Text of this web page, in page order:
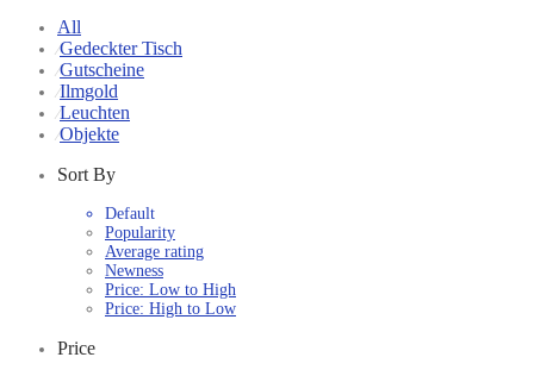
All
⁄Gedeckter Tisch
⁄Gutscheine
⁄Ilmgold
⁄Leuchten
⁄Objekte
Sort By
Default
Popularity
Average rating
Newness
Price: Low to High
Price: High to Low
Price